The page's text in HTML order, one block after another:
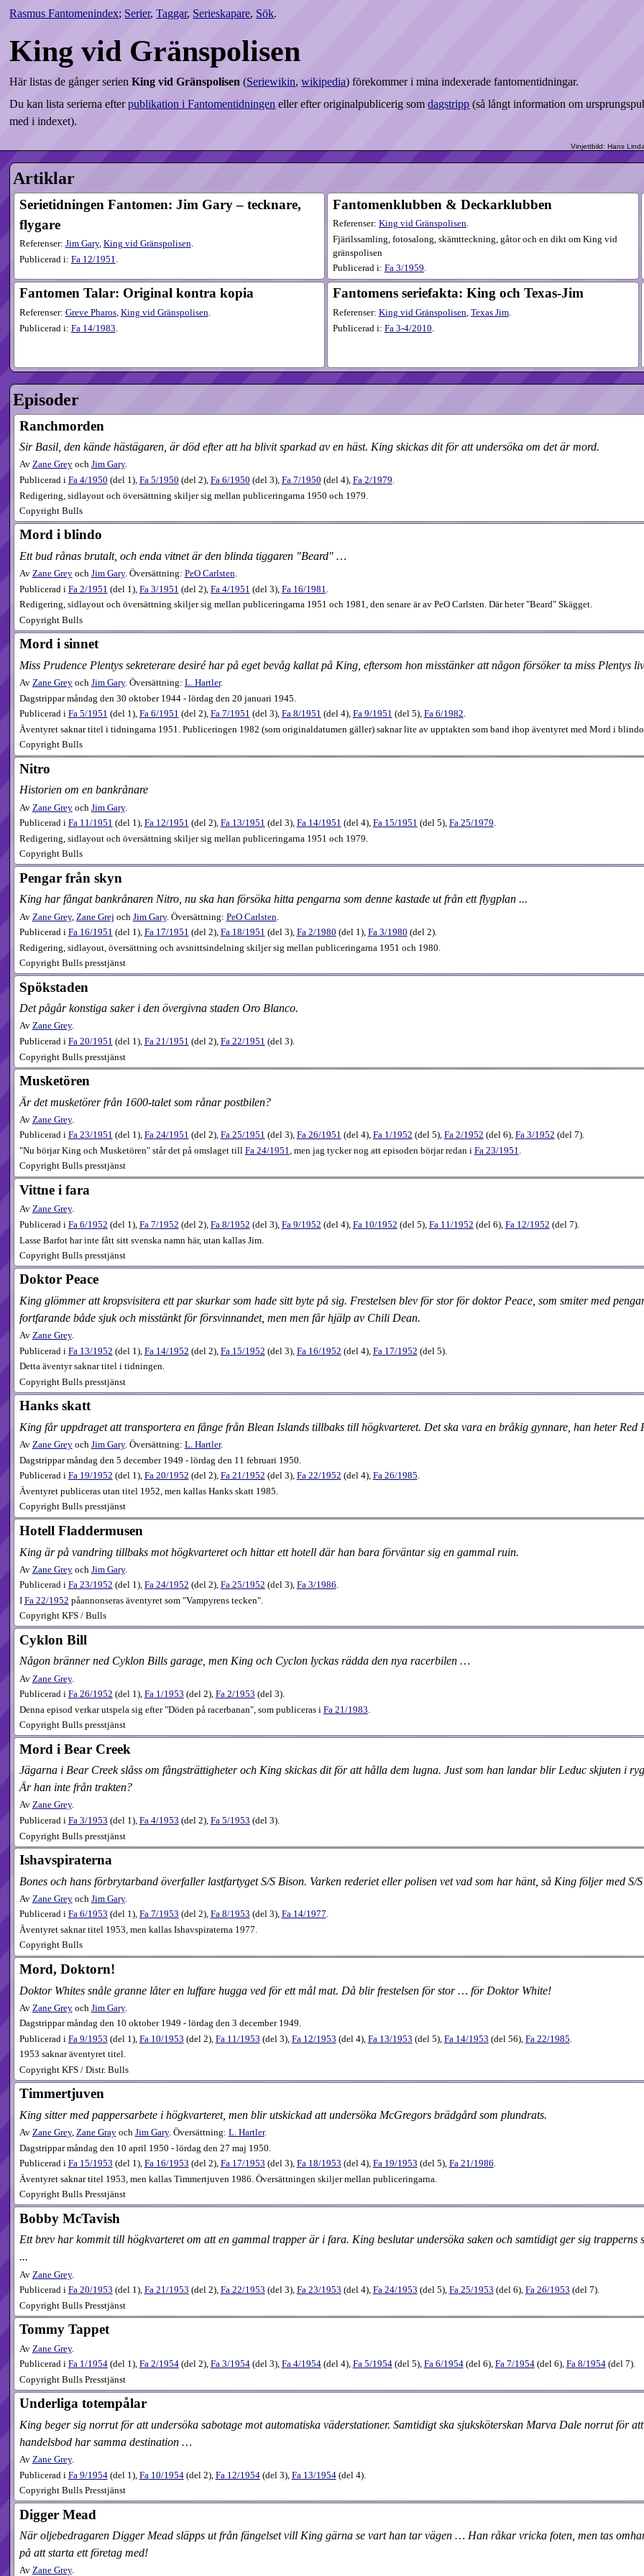
Rasmus Fantomenindex; Serier,Taggar, Serieskapare, Sök.
King vid Gränspolisen
Här listas de gånger serienKing vid Gränspolisen (Seriewikin,wikipedia) förekommer i mina indexerade fantomentidningar.
Du kan lista serierna efterpublikation i Fantomentidningen eller efter originalpublicerig somdagstripp (så långt information om
med i indexet).
Artiklar
Serietidningen Fantomen: Jim Gary – tecknare,
flygare
Referenser: Jim Gary, King vid Gränspolisen.
Publicerad i: Fa12​/1951.
Fantomenklubben & Deckarklubben
Referenser: King vid Gränspolisen.
Fjärilssamling, fotosalong, skämtteckning, gåtor och en dikt om King vid
gränspolisen
Publicerad i: Fa3​/1959.
Fantomen Talar: Original kontra kopia
Referenser: Greve Pharos, King vid Gränspolisen.
Publicerad i: Fa 14​/1983
Fantomens seriefakta: King och Texas-Jim
Referenser: King vid Gränspolisen, Texas Jim.
Publicerad i: Fa 3-4​/2010
Episoder
Ranchmorden
Sir Basil, den kände hästägaren, är död efter att ha blivit sparkad av en häst. King skickas dit för att undersöka om det är mord.
Av Zane Greyoch Jim Gary.
Publicerad i Fa4​/1950 (del 1), Fa5​/1950 (del 2), Fa6​/1950 (del 3), Fa7​/1950 (del 4), Fa2​/1979.
Redigering, sidlayout och översättning skiljer sig mellan publiceringarna 1950 och 1979.
Copyright Bulls
Mord i blindo
Ett bud rånas brutalt, och enda vitnet är den blinda tiggaren "Beard" …
Av Zane Greyoch Jim Gary. Översättning: PeO Carlsten.
Publicerad i Fa2​/1951 (del 1), Fa3​/1951 (del 2), Fa4​/1951 (del 3), Fa16​/1981.
Redigering, sidlayout och översättning skiljer sig mellan publiceringarna 1951 och 1981, den senare är av PeO Carlsten. Där heter "Beard" Skägget.
Copyright Bulls
Mord i sinnet
Miss Prudence Plentys sekreterare desiré har på eget bevåg kallat på King, eftersom hon misstänker att någon försöker ta miss Plentys
Av Zane Greyoch Jim Gary. Översättning: L. Hartler.
Dagstrippar måndag den 30 oktober 1944 - lördag den 20 januari 1945.
Publicerad i Fa5​/1951 (del 1), Fa6​/1951 (del 2), Fa7​/1951 (del 3), Fa8​/1951 (del 4), Fa9​/1951 (del 5), Fa6​/1982.
Äventyret saknar titel i tidningarna 1951. Publiceringen 1982 (som originaldatumen gäller) saknar lite av upptakten som band ihop äventyret med Mord i
Copyright Bulls
Nitro
Historien om en bankrånare
Av Zane Greyoch Jim Gary.
Publicerad i Fa11​/1951 (del 1), Fa12​/1951 (del 2), Fa13​/1951 (del 3), Fa14​/1951 (del 4), Fa15​/1951 (del 5), Fa25​/1979.
Redigering, sidlayout och översättning skiljer sig mellan publiceringarna 1951 och 1979.
Copyright Bulls
Pengar från skyn
King har fångat bankrånaren Nitro, nu ska han försöka hitta pengarna som denne kastade ut från ett flygplan ...
Av Zane Grey, Zane Grej och Jim Gary. Översättning: PeO Carlsten
Publicerad i Fa16​/1951 (del 1), Fa17​/1951 (del 2), Fa18​/1951 (del 3), Fa2​/1980 (del 1), Fa3​/1980 (del 2).
Redigering, sidlayout, översättning och avsnittsindelning skiljer sig mellan publiceringarna 1951 och 1980.
Copyright Bulls presstjänst
Spökstaden
Det pågår konstiga saker i den övergivna staden Oro Blanco.
Av Zane Grey.
Publicerad i Fa20​/1951 (del 1), Fa21​/1951 (del 2), Fa22​/1951 (del 3).
Copyright Bulls presstjänst
Musketören
Är det musketörer från 1600-talet som rånar postbilen?
Av Zane Grey.
Publicerad i Fa23​/1951 (del 1), Fa24​/1951 (del 2), Fa25​/1951 (del 3), Fa26​/1951 (del 4), Fa1​/1952 (del 5), Fa2​/1952 (del 6), Fa3​/1952 (del 7).
"Nu börjar King och Musketören" står det på omslaget till Fa 24/1951, men jag tycker nog att episoden börjar redan i Fa 23/1951.
Copyright Bulls presstjänst
Vittne i fara
Av Zane Grey.
Publicerad i Fa6​/1952 (del 1), Fa7​/1952 (del 2), Fa8​/1952 (del 3), Fa9​/1952 (del 4), Fa10​/1952 (del 5), Fa11​/1952 (del 6), Fa12​/1952 (del 7).
Lasse Barfot har inte fått sitt svenska namn här, utan kallas Jim.
Copyright Bulls presstjänst
Doktor Peace
King glömmer att kropsvisitera ett par skurkar som hade sitt byte på sig. Frestelsen blev för stor för doktor Peace, som smiter med
fortfarande både sjuk och misstänkt för försvinnandet, men men får hjälp av Chili Dean.
Av Zane Grey.
Publicerad i Fa13​/1952 (del 1), Fa14​/1952 (del 2), Fa15​/1952 (del 3), Fa16​/1952 (del 4), Fa17​/1952 (del 5).
Detta äventyr saknar titel i tidningen.
Copyright Bulls presstjänst
Hanks skatt
King får uppdraget att transportera en fånge från Blean Islands tillbaks till högkvarteret. Det ska vara en bråkig gynnare, han heter
Av Zane Greyoch Jim Gary. Översättning: L. Hartler.
Dagstrippar måndag den 5 december 1949 - lördag den 11 februari 1950.
Publicerad i Fa19​/1952 (del 1), Fa20​/1952 (del 2), Fa21​/1952 (del 3), Fa22​/1952 (del 4), Fa26​/1985.
Äventyret publiceras utan titel 1952, men kallas Hanks skatt 1985.
Copyright Bulls presstjänst
Hotell Fladdermusen
King är på vandring tillbaks mot högkvarteret och hittar ett hotell där han bara förväntar sig en gammal ruin.
Av Zane Greyoch Jim Gary.
Publicerad i Fa23​/1952 (del 1), Fa24​/1952 (del 2), Fa25​/1952 (del 3), Fa3​/1986.
I Fa 22/1952 påannonseras äventyret som "Vampyrens tecken".
Copyright KFS / Bulls
Cyklon Bill
Någon bränner ned Cyklon Bills garage, men King och Cyclon lyckas rädda den nya racerbilen …
Av Zane Grey.
Publicerad i Fa26​/1952 (del 1), Fa1​/1953 (del 2), Fa2​/1953 (del 3).
Denna episod verkar utspela sig efter "Döden på racerbanan", som publiceras i Fa 21/1983
Copyright Bulls presstjänst
Mord i Bear Creek
Jägarna i Bear Creek slåss om fångsträttigheter och King skickas dit för att hålla dem lugna. Just som han landar blir Leduc skjuten i
Är han inte från trakten?
Av Zane Grey.
Publicerad i Fa3​/1953 (del 1), Fa4​/1953 (del 2), Fa5​/1953 (del 3).
Copyright Bulls presstjänst
Ishavspiraterna
Bones och hans förbrytarband överfaller lastfartyget S/S Bison. Varken rederiet eller polisen vet vad som har hänt, så King följer med
Av Zane Greyoch Jim Gary.
Publicerad i Fa6​/1953 (del 1), Fa7​/1953 (del 2), Fa8​/1953 (del 3), Fa14​/1977.
Äventyret saknar titel 1953, men kallas Ishavspiraterna 1977.
Copyright Bulls
Mord, Doktorn!
Doktor Whites snåle granne låter en luffare hugga ved för ett mål mat. Då blir frestelsen för stor … för Doktor White!
Av Zane Greyoch Jim Gary.
Dagstrippar måndag den 10 oktober 1949 - lördag den 3 december 1949.
Publicerad i Fa 9​/1953 (del 1 ), Fa 10​/1953 (del 2), Fa 11​/1953 (del 3), Fa 12​/1953 (del 4), Fa 13​/1953 (del 5), Fa 14​/1953 (del 56), Fa 22​/1985
1953 saknar äventyret titel.
Copyright KFS / Distr. Bulls
Timmertjuven
King sitter med pappersarbete i högkvarteret, men blir utskickad att undersöka McGregors brädgård som plundrats.
Av Zane Grey, Zane Grayoch Jim Gary. Översättning: L. Hartler.
Dagstrippar måndag den 10 april 1950 - lördag den 27 maj 1950.
Publicerad i Fa15​/1953 (del 1), Fa16​/1953 (del 2), Fa17​/1953 (del 3), Fa18​/1953 (del 4), Fa19​/1953 (del 5), Fa21​/1986.
Äventyret saknar titel 1953, men kallas Timmertjuven 1986. Översättningen skiljer mellan publiceringarna.
Copyright Bulls Presstjänst
Bobby McTavish
Ett brev har kommit till högkvarteret om att en gammal trapper är i fara. King beslutar undersöka saken och samtidigt ger sig
...
Av Zane Grey.
Publicerad i Fa20​/1953 (del 1), Fa21​/1953 (del 2), Fa22​/1953 (del 3), Fa23​/1953 (del 4), Fa24​/1953 (del 5), Fa25​/1953 (del 6), Fa26​/1953 (del 7).
Copyright Bulls Presstjänst
Tommy Tappet
Av Zane Grey.
Publicerad i Fa1​/1954(del 1), Fa2​/1954(del 2), Fa3​/1954(del 3), Fa4​/1954(del 4), Fa5​/1954(del 5), Fa6​/1954(del 6), Fa7​/1954(del 6), Fa8​/1954(del 7).
Copyright Bulls Presstjänst
Underliga totempålar
King beger sig norrut för att undersöka sabotage mot automatiska väder­stationer. Samtidigt ska sjuk­sköterskan Marva Dale norrut för
handelsbod har samma destination …
Av Zane Grey.
Publicerad i Fa 9​/1954(del 1 ), Fa 10​/1954(del 2), Fa 12​/1954(del 3), Fa 13​/1954(del 4).
Copyright Bulls Presstjänst
Digger Mead
När oljebedragaren Digger Mead släpps ut från fängelset vill King gärna se vart han tar vägen … Han råkar vricka foten, men tas
på att starta ett företag med!
Av Zane Grey.